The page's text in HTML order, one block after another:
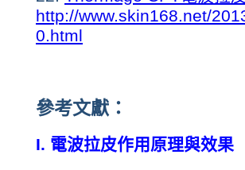
http://www.skin168.net/
0.html
參考文獻：
I. 電波拉皮作用原理與效果